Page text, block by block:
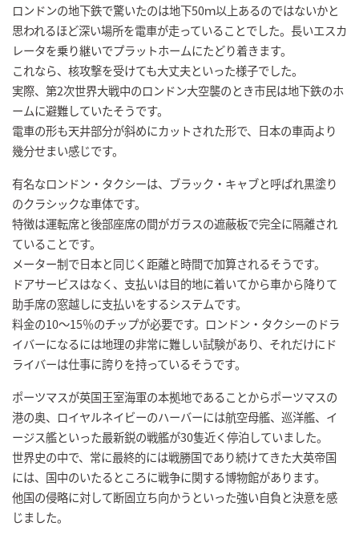
ロンドンの地下鉄で驚いたのは地下50ｍ以上あるのではないかと
思われるほど深い場所を電車が走っていることでした。長いエスカ
レータを乗り継いでプラットホームにたどり着きます。
これなら、核攻撃を受けても大丈夫といった様子でした。
実際、第2次世界大戦中のロンドン大空襲のとき市民は地下鉄のホ
ームに避難していたそうです。
電車の形も天井部分が斜めにカットされた形で、日本の車両より
幾分せまい感じです。
有名なロンドン・タクシーは、ブラック・キャブと呼ばれ黒塗り
のクラシックな車体です。
特徴は運転席と後部座席の間がガラスの遮蔽板で完全に隔離され
ていることです。
メーター制で日本と同じく距離と時間で加算されるそうです。
ドアサービスはなく、支払いは目的地に着いてから車から降りて
助手席の窓越しに支払いをするシステムです。
料金の10～15％のチップが必要です。ロンドン・タクシーのドラ
イバーになるには地理の非常に難しい試験があり、それだけにド
ライバーは仕事に誇りを持っているそうです。
ポーツマスが英国王室海軍の本拠地であることからポーツマスの
港の奥、ロイヤルネイビーのハーバーには航空母艦、巡洋艦、イ
ージス艦といった最新鋭の戦艦が30隻近く停泊していました。
世界史の中で、常に最終的には戦勝国であり続けてきた大英帝国
には、国中のいたるところに戦争に関する博物館があります。
他国の侵略に対して断固立ち向かうといった強い自負と決意を感
じました。